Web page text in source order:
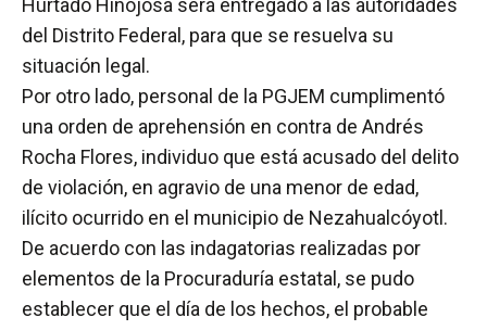
Hurtado Hinojosa será entregado a las autoridades
del Distrito Federal, para que se resuelva su
situación legal.
Por otro lado, personal de la PGJEM cumplimentó
una orden de aprehensión en contra de Andrés
Rocha Flores, individuo que está acusado del delito
de violación, en agravio de una menor de edad,
ilícito ocurrido en el municipio de Nezahualcóyotl.
De acuerdo con las indagatorias realizadas por
elementos de la Procuraduría estatal, se pudo
establecer que el día de los hechos, el probable